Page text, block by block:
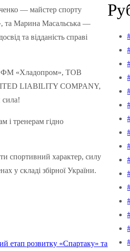
— майстер спорту
та Марина Масальська —
та відданість справі
ФМ «Хладопром», ТОВ
LIABILITY COMPANY,
і тренерам гідно
спортивний характер, силу
у складі збірної України.
етап розвитку «Спартаку» та